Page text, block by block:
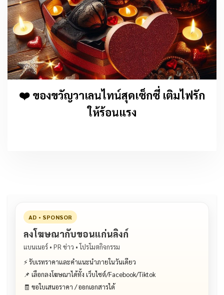
❤️ ของขวัญวาเลนไทน์สุดเซ็กซี่ เติมไฟรัก
ให้ร้อนแรง
AD • SPONSOR
ลงโฆษณากับขอนแก่นลิงก์
แบนเนอร์ • PR ข่าว • โปรโมตกิจกรรม
⚡ รับเรทราคาและคำแนะนำภายในวันเดียว
📌 เลือกลงโฆษณาได้ทั้ง เว็บไซต์/Facebook/Tiktok
🧾 ขอใบเสนอราคา / ออกเอกสารได้